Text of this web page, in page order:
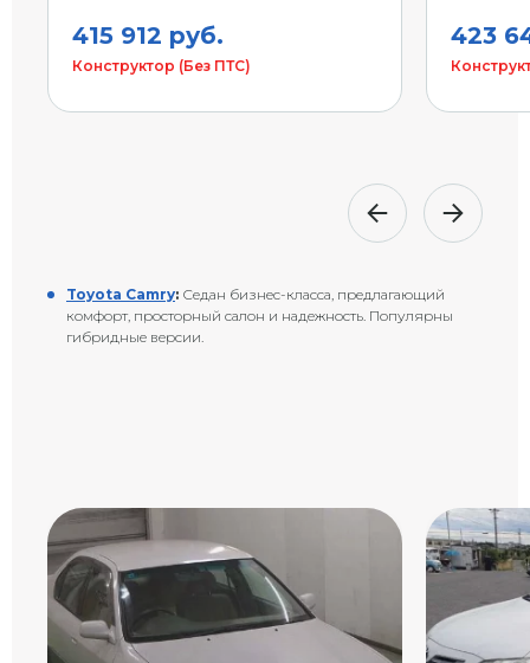
415 912 руб.
Конструктор (Без ПТС)
423
Toyota Camry: Седан бизнес-класса, предлагающий
комфорт, просторный салон и надежность. Популярны
гибридные версии.